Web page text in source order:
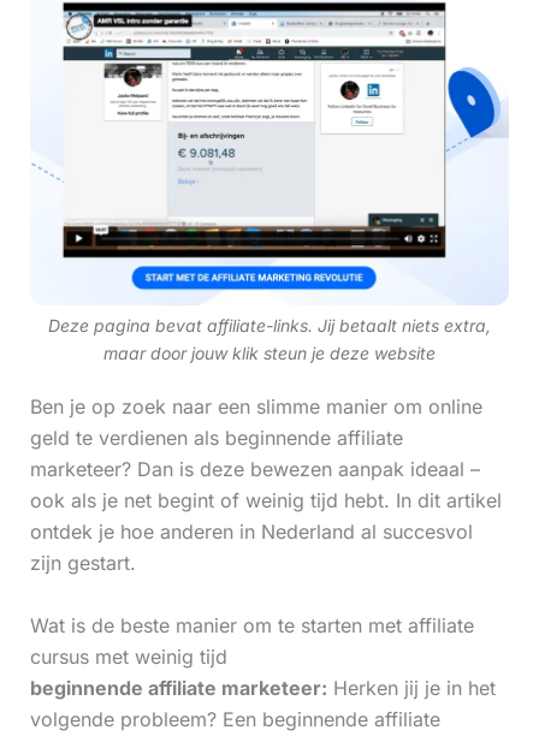
Deze pagina bevat affiliate-links. Jij betaalt niets extra,
maar door jouw klik steun je deze website
Ben je op zoek naar een slimme manier om online
geld te verdienen als beginnende affiliate
marketeer? Dan is deze bewezen aanpak ideaal –
ook als je net begint of weinig tijd hebt. In dit artikel
ontdek je hoe anderen in Nederland al succesvol
zijn gestart.
Wat is de beste manier om te starten met affiliate
cursus met weinig tijd
beginnende affiliate marketeer: Herken jij je in het
volgende probleem? Een beginnende affiliate